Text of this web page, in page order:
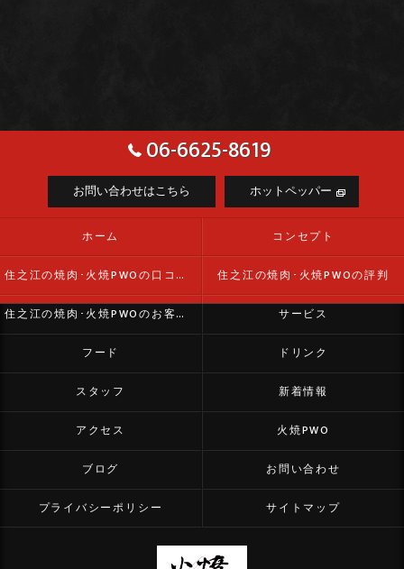
06-6625-8619
お問い合わせはこちら ホットペッパー
ホーム コンセプト
住之江の焼肉･火焼PWOの口コミ情報 住之江の焼肉･火焼PWOの評判
住之江の焼肉･火焼PWOのお客様の声 サービス
フード ドリンク
スタッフ 新着情報
アクセス 火焼PWO
ブログ お問い合わせ
プライバシーポリシー サイトマップ